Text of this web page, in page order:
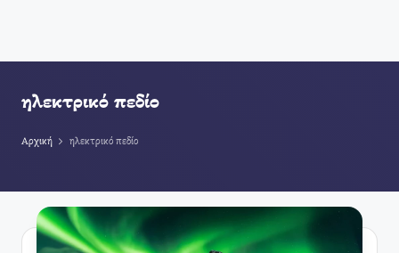
ηλεκτρικό πεδίο
Αρχική ηλεκτρικό πεδίο